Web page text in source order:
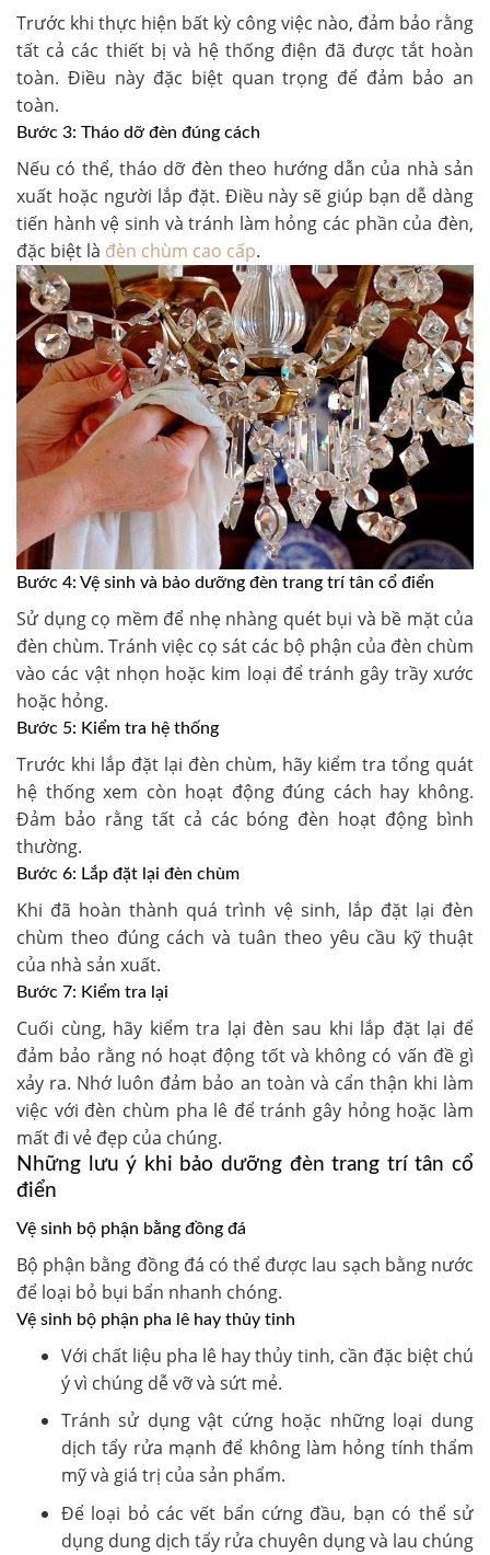
Trước khi thực hiện bất kỳ công việc nào, đảm bảo rằng
tất cả các thiết bị và hệ thống điện đã được tắt hoàn
toàn. Điều này đặc biệt quan trọng để đảm bảo an
toàn.
Bước 3: Tháo dỡ đèn đúng cách
Nếu có thể, tháo dỡ đèn theo hướng dẫn của nhà sản
xuất hoặc người lắp đặt. Điều này sẽ giúp bạn dễ dàng
tiến hành vệ sinh và tránh làm hỏng các phần của đèn,
đặc biệt là đèn chùm cao cấp.
Bước 4: Vệ sinh và bảo dưỡng đèn trang trí tân cổ điển
Sử dụng cọ mềm để nhẹ nhàng quét bụi và bề mặt của
đèn chùm. Tránh việc cọ sát các bộ phận của đèn chùm
vào các vật nhọn hoặc kim loại để tránh gây trầy xước
hoặc hỏng.
Bước 5: Kiểm tra hệ thống
Trước khi lắp đặt lại đèn chùm, hãy kiểm tra tổng quát
hệ thống xem còn hoạt động đúng cách hay không.
Đảm bảo rằng tất cả các bóng đèn hoạt động bình
thường.
Bước 6: Lắp đặt lại đèn chùm
Khi đã hoàn thành quá trình vệ sinh, lắp đặt lại đèn
chùm theo đúng cách và tuân theo yêu cầu kỹ thuật
của nhà sản xuất.
Bước 7: Kiểm tra lại
Cuối cùng, hãy kiểm tra lại đèn sau khi lắp đặt lại để
đảm bảo rằng nó hoạt động tốt và không có vấn đề gì
xảy ra. Nhớ luôn đảm bảo an toàn và cẩn thận khi làm
việc với đèn chùm pha lê để tránh gây hỏng hoặc làm
mất đi vẻ đẹp của chúng.
Những lưu ý khi bảo dưỡng đèn trang trí tân cổ
điển
Vệ sinh bộ phận bằng đồng đá
Bộ phận bằng đồng đá có thể được lau sạch bằng nước
để loại bỏ bụi bẩn nhanh chóng.
Vệ sinh bộ phận pha lê hay thủy tinh
Với chất liệu pha lê hay thủy tinh, cần đặc biệt chú
ý vì chúng dễ vỡ và sứt mẻ.
Tránh sử dụng vật cứng hoặc những loại dung
dịch tẩy rửa mạnh để không làm hỏng tính thẩm
mỹ và giá trị của sản phẩm.
Để loại bỏ các vết bẩn cứng đầu, bạn có thể sử
dụng dung dịch tẩy rửa chuyên dụng và lau chúng